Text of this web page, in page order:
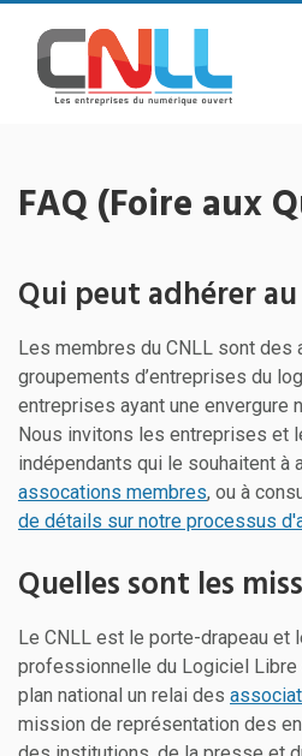
FAQ (Foire aux
Qui peut adhérer au
Les membres du CNLL sont des
groupements d’entreprises du
entreprises ayant une envergure
Nous invitons les entreprises et
indépendants qui le souhaitent à
assocations membres, ou à
de détails sur notre processus
Quelles sont les
Le CNLL est le porte-drapeau et
professionnelle du Logiciel Libre
plan national un relai des
mission de représentation des